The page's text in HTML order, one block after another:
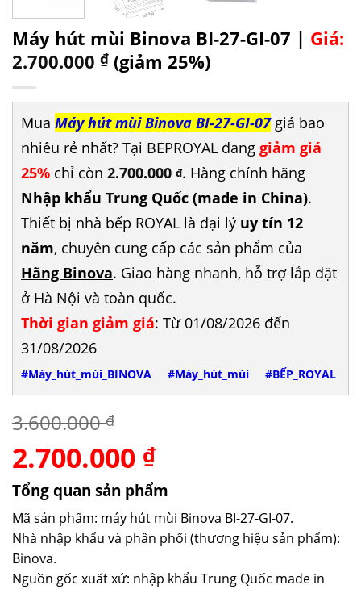
Máy hút mùi Binova BI-27-GI-07 | Giá:
2.700.000 ₫ (giảm 25%)
Mua Máy hút mùi Binova BI-27-GI-07giá bao
nhiêu rẻ nhất? Tại BEPROYAL đang giảm giá
25% chỉ còn 2.700.000 ₫. Hàng chính hãng
Nhập khẩu Trung Quốc (made in China).
Thiết bị nhà bếp ROYAL là đại lý uy tín 12
năm, chuyên cung cấp các sản phẩm của
Hãng Binova. Giao hàng nhanh, hỗ trợ lắp đặt
ở Hà Nội và toàn quốc.
Thời gian giảm giá: Từ 01/08/2026 đến
31/08/2026
#Máy_hút_mùi_BINOVA #Máy_hút_mùi #BẾP_ROYAL
3.600.000₫
Giá
gốc
là:
3.600.000 ₫.
2.700.000 ₫Giá
tại
là:
2.700.000 ₫.
Tổng quan sản phẩm
Mã sản phẩm: máy hút mùi Binova BI-27-GI-07.
Nhà nhập khẩu và phân phối (thương hiệu sản phẩm):
Binova.
Nguồn gốc xuất xứ: nhập khẩu Trung Quốc made in